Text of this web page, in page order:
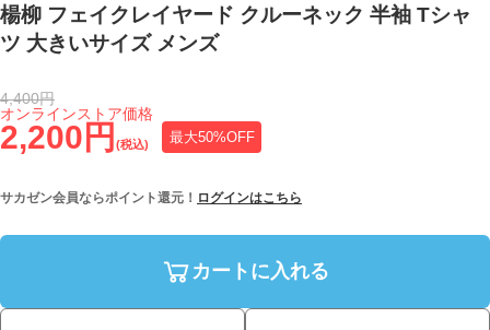
楊柳 フェイクレイヤード クルーネック 半袖 Tシャ
ツ 大きいサイズ メンズ
2,200円 (税込) 最大50%OFF
オンラインストア価格
4,400円
サカゼン会員ならポイント還元！ ログインはこちら
カートに入れる